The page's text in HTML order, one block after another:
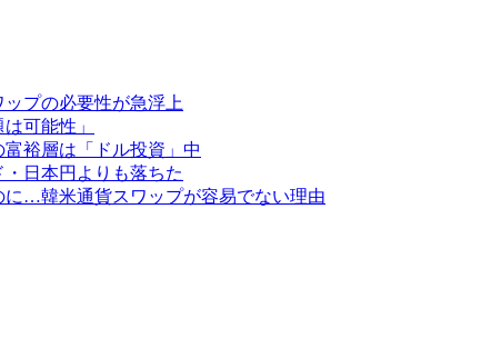
プの必要性が急浮上
可能性」
裕層は「ドル投資」中
日本円よりも落ちた
…韓米通貨スワップが容易でない理由